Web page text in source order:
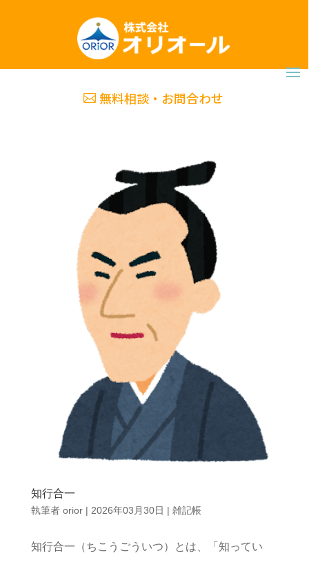
無料相談・お問合わせ
知行合一
執筆者 orior| 2026年03月30日 | 雑記帳
知行合一（ちこうごういつ）とは、「知ってい